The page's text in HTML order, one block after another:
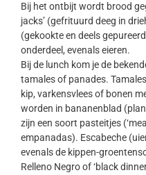
Bij het ontbijt wordt brood
jacks’ (gefrituurd deeg in
(gekookte en deels
onderdeel, evenals eieren.
Bij de lunch kom je de
tamales of panades.
kip, varkensvlees of bonen
worden in bananenblad
zijn een soort pasteitjes
empanadas). Escabeche
evenals de kippen-
Relleno Negro of ‘black